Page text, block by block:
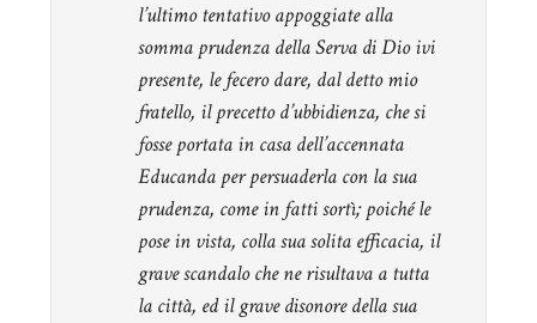
l’ultimo tentativo appoggiate alla
somma prudenza della Serva di Dio ivi
presente, le fecero dare, dal detto mio
fratello, il precetto d’ubbidienza, che si
fosse portata in casa dell’accennata
Educanda per persuaderla con la sua
prudenza, come in fatti sortì; poiché le
pose in vista, colla sua solita efficacia, il
grave scandalo che ne risultava a tutta
la città, ed il grave disonore della sua